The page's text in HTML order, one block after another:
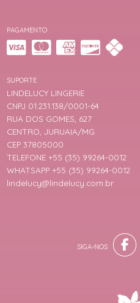
PAGAMENTO
SUPORTE
LINDELUCY LINGERIE
CNPJ 01.231.138/0001-64
RUA DOS GOMES, 627
CENTRO, JURUAIA/MG
CEP 37805000
TELEFONE +55 (35) 99264-0012
WHATSAPP +55 (35) 99264-0012
lindelucy@lindelucy.com.br